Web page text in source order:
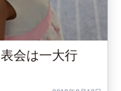
会は一大行